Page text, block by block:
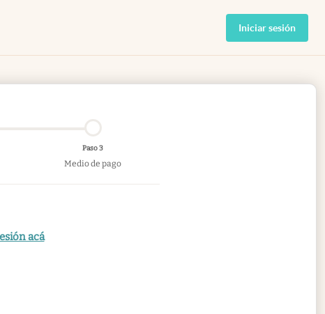
Iniciar sesión
Paso 3
Medio de pago
acá